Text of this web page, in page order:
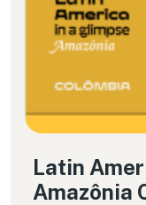
Latin
Amazônia